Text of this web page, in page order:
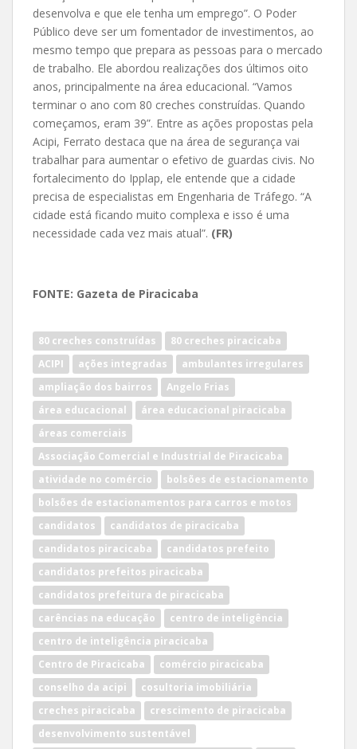
desenvolva e que ele tenha um emprego”. O Poder
Público deve ser um fomentador de investimentos, ao
mesmo tempo que prepara as pessoas para o mercado
de trabalho. Ele abordou realizações dos últimos oito
anos, principalmente na área educacional. “Vamos
terminar o ano com 80 creches construídas. Quando
começamos, eram 39”. Entre as ações propostas pela
Acipi, Ferrato destaca que na área de segurança vai
trabalhar para aumentar o efetivo de guardas civis. No
fortalecimento do Ipplap, ele entende que a cidade
precisa de especialistas em Engenharia de Tráfego. “A
cidade está ficando muito complexa e isso é uma
necessidade cada vez mais atual”. (FR)
FONTE: Gazeta de Piracicaba
80 creches construídas
80 creches piracicaba
ACIPI
ações integradas
ambulantes irregulares
ampliação dos bairros
Angelo Frias
área educacional
área educacional piracicaba
áreas comerciais
Associação Comercial e Industrial de Piracicaba
atividade no comércio
bolsões de estacionamento
bolsões de estacionamentos para carros e motos
candidatos
candidatos de piracicaba
candidatos piracicaba
candidatos prefeito
candidatos prefeitos piracicaba
candidatos prefeitura de piracicaba
carências na educação
centro de inteligência
centro de inteligência piracicaba
Centro de Piracicaba
comércio piracicaba
conselho da acipi
cosultoria imobiliária
creches piracicaba
crescimento de piracicaba
desenvolvimento sustentável